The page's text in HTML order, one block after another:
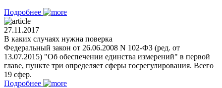
Подробнее
27.11.2017
В каких случаях нужна поверка
Федеральный закон от 26.06.2008 N 102-ФЗ (ред. от
13.07.2015) "Об обеспечении единства измерений" в первой
главе, пункте три определяет сферы госрегулирования. Всего
19 сфер.
Подробнее